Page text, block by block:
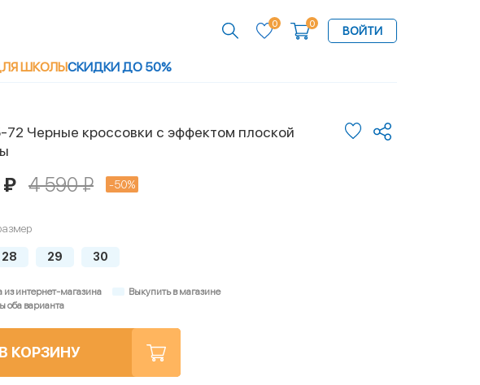
0 0
ВОЙТИ
ШКОЛЫСКИДКИ ДО 50%
Черные кроссовки с эффектом плоской
₽ 4 590 ₽ -50%
28 29 30
из интернет-магазина
Выкупить в магазине
оба варианта
В КОРЗИНУ